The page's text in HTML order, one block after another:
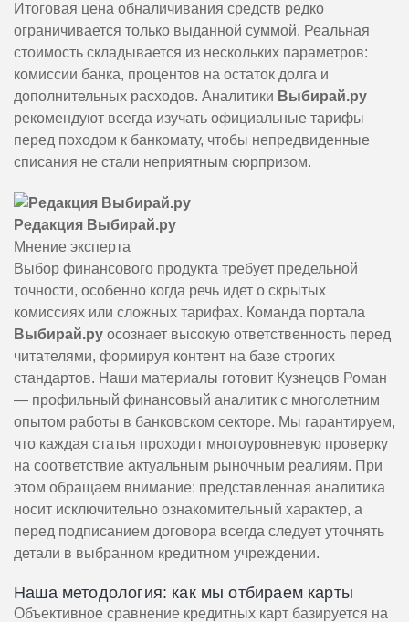
Итоговая цена обналичивания средств редко
ограничивается только выданной суммой. Реальная
стоимость складывается из нескольких параметров:
комиссии банка, процентов на остаток долга и
дополнительных расходов. Аналитики Выбирай.ру
рекомендуют всегда изучать официальные тарифы
перед походом к банкомату, чтобы непредвиденные
списания не стали неприятным сюрпризом.
Редакция Выбирай.ру
Мнение эксперта
Выбор финансового продукта требует предельной
точности, особенно когда речь идет о скрытых
комиссиях или сложных тарифах. Команда портала
Выбирай.ру осознает высокую ответственность перед
читателями, формируя контент на базе строгих
стандартов. Наши материалы готовит Кузнецов Роман
— профильный финансовый аналитик с многолетним
опытом работы в банковском секторе. Мы гарантируем,
что каждая статья проходит многоуровневую проверку
на соответствие актуальным рыночным реалиям. При
этом обращаем внимание: представленная аналитика
носит исключительно ознакомительный характер, а
перед подписанием договора всегда следует уточнять
детали в выбранном кредитном учреждении.
Наша методология: как мы отбираем карты
Объективное сравнение кредитных карт базируется на